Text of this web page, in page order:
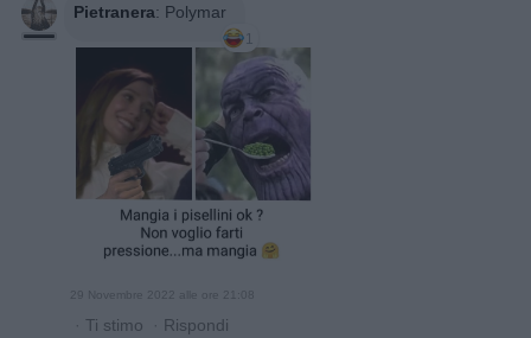
Pietranera: Polymar
1
29 Novembre 2022 alle ore 21:08
· Ti stimo · Rispondi